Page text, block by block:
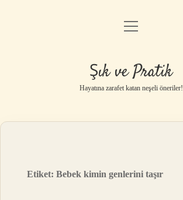
Anasayfa
Yasal Uyarı
menüyü
Şık ve Pratik
Hayatına zarafet katan neşeli öneriler!
Etiket:Bebek kimin genlerini taşır